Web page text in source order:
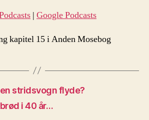
| Google Podcasts
kapitel 15 i Anden Mosebog
en stridsvogn flyde?
i 40 år…